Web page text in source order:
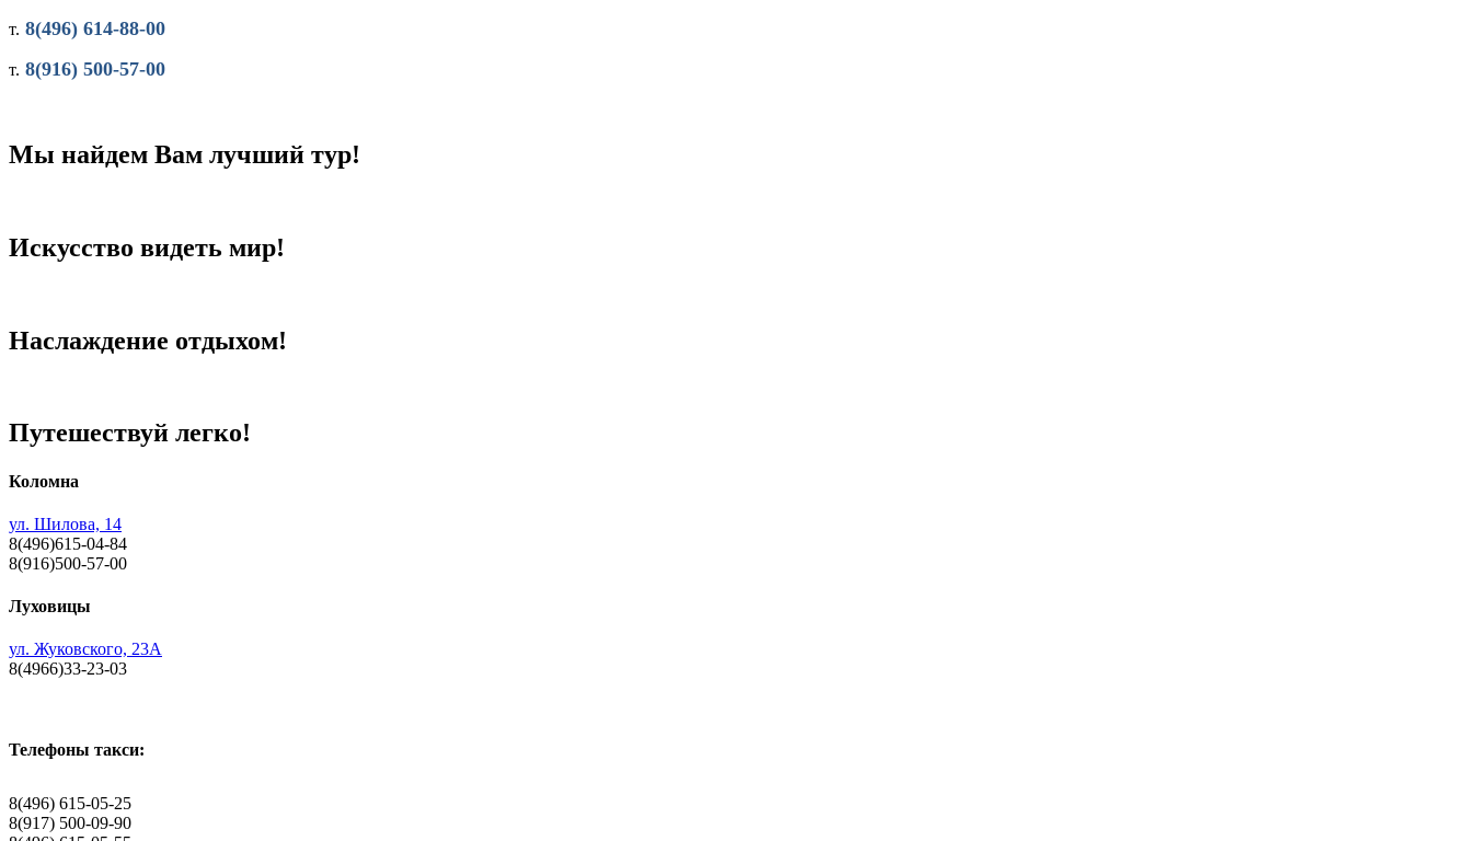
т. 8(496) 614-88-00
т. 8(916) 500-57-00
Мы найдем Вам лучший тур!
Искусство видеть мир!
Наслаждение отдыхом!
Путешествуй легко!
Коломна
ул. Шилова, 14
8(496)615-04-84
8(916)500-57-00
Луховицы
ул. Жуковского, 23А
8(4966)33-23-03
Телефоны такси:
8(496) 615-05-25
8(917) 500-09-90